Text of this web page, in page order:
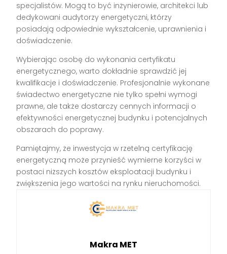
specjalistów. Mogą to być inżynierowie, architekci lub
dedykowani audytorzy energetyczni, którzy
posiadają odpowiednie wykształcenie, uprawnienia i
doświadczenie.
Wybierając osobę do wykonania certyfikatu
energetycznego, warto dokładnie sprawdzić jej
kwalifikacje i doświadczenie. Profesjonalnie wykonane
świadectwo energetyczne nie tylko spełni wymogi
prawne, ale także dostarczy cennych informacji o
efektywności energetycznej budynku i potencjalnych
obszarach do poprawy.
Pamiętajmy, że inwestycja w rzetelną certyfikację
energetyczną może przynieść wymierne korzyści w
postaci niższych kosztów eksploatacji budynku i
zwiększenia jego wartości na rynku nieruchomości.
Makra MET